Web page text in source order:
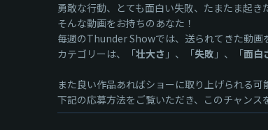
勇敢な行動、とても面白い失敗、たまたま起
そんな動画をお持ちのあなた！
毎週のThunder Showでは、送られてきた動画
カテゴリーは、「壮大さ 」、「失敗 」、「面白
また良い作品あればショーに取り上げられる
下記の応募方法をご覧いただき、このチャンス